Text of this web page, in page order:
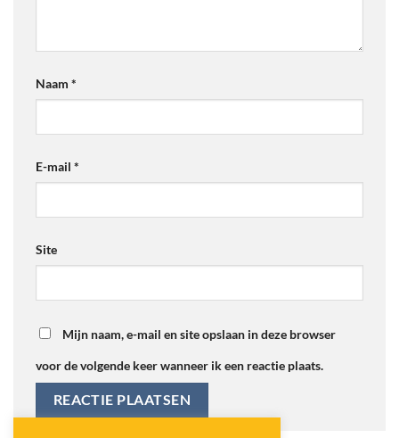
Naam *
E-mail *
Site
Mijn naam, e-mail en site opslaan in deze browser
voor de volgende keer wanneer ik een reactie plaats.